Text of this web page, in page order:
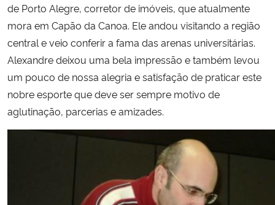
de Porto Alegre, corretor de imóveis, que atualmente
mora em Capão da Canoa. Ele andou visitando a região
central e veio conferir a fama das arenas universitárias.
Alexandre deixou uma bela impressão e também levou
um pouco de nossa alegria e satisfação de praticar este
nobre esporte que deve ser sempre motivo de
aglutinação, parcerias e amizades.